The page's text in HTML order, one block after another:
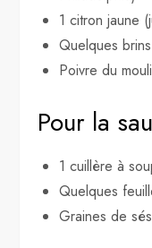
1 citron jaune
Quelques
Poivre du
Pour la
1 cuillère à
Quelques
Graines de